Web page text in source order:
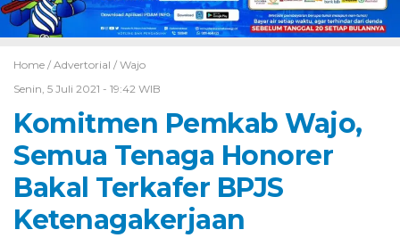
Home / Advertorial / Wajo
Senin, 5 Juli 2021 - 19:42 WIB
Komitmen Pemkab Wajo,
Semua Tenaga Honorer
Bakal Terkafer BPJS
Ketenagakerjaan